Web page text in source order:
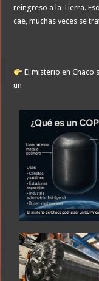
reingreso a la Tierra.
cae, muchas veces se
El misterio en
un